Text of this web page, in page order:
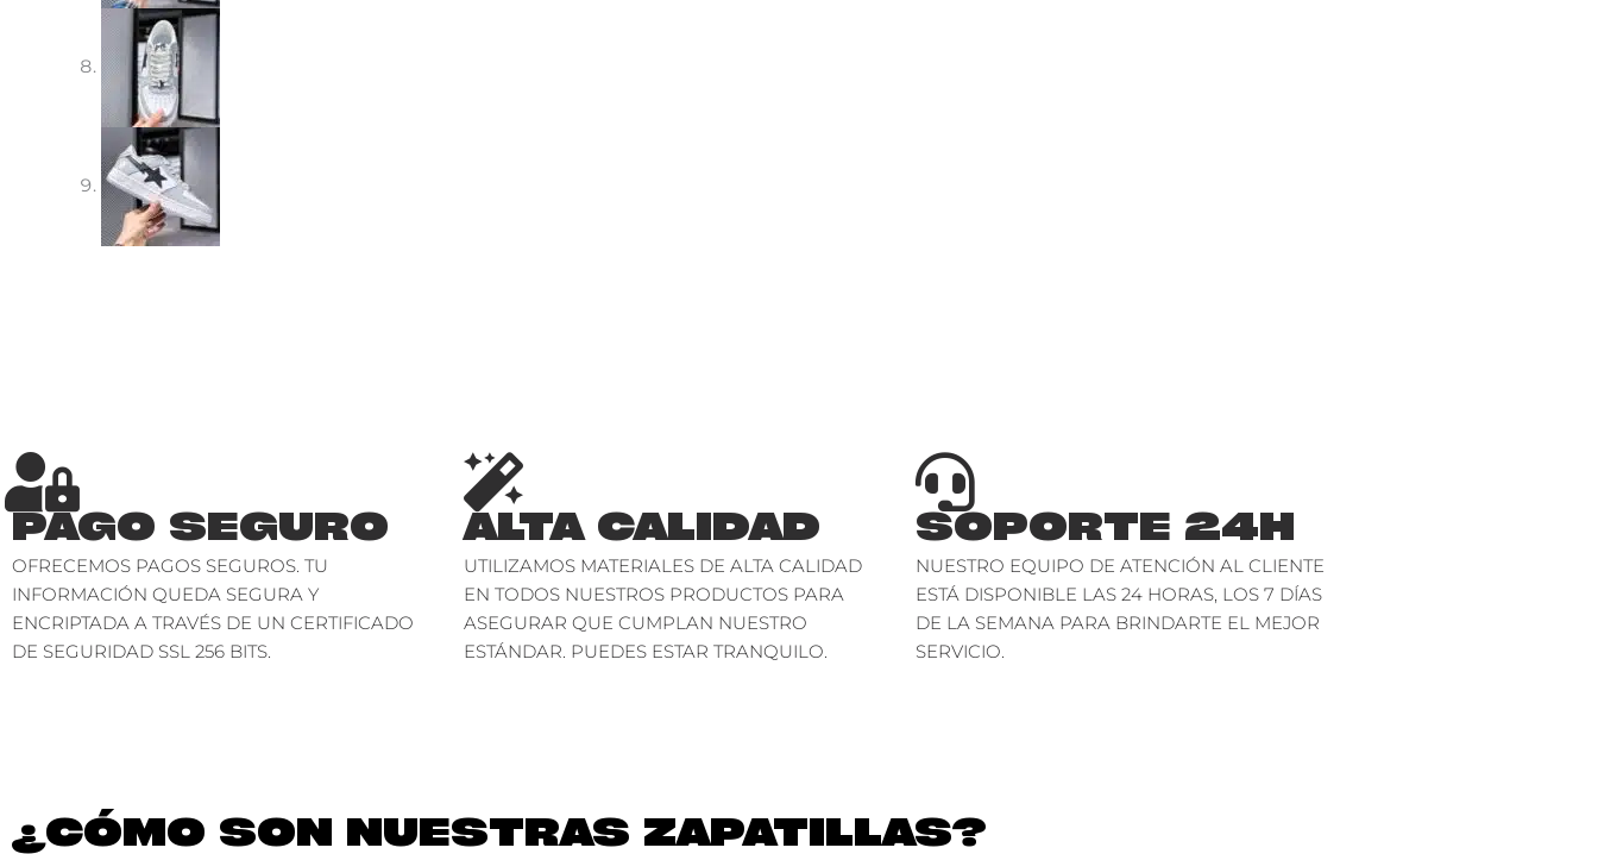
PAGO SEGURO
OFRECEMOS PAGOS SEGUROS. TU
INFORMACIÓN QUEDA SEGURA Y
ENCRIPTADA A TRAVÉS DE UN CERTIFICADO
DE SEGURIDAD SSL 256 BITS.
ALTA CALIDAD
UTILIZAMOS MATERIALES DE ALTA CALIDAD
EN TODOS NUESTROS PRODUCTOS PARA
ASEGURAR QUE CUMPLAN NUESTRO
ESTÁNDAR. PUEDES ESTAR TRANQUILO.
SOPORTE 24H
NUESTRO EQUIPO DE ATENCIÓN AL CLIENTE
ESTÁ DISPONIBLE LAS 24 HORAS, LOS 7 DÍAS
DE LA SEMANA PARA BRINDARTE EL MEJOR
SERVICIO.
¿CÓMO SON NUESTRAS ZAPATILLAS?